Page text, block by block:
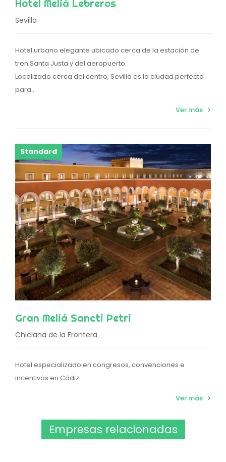
Hotel Meliá Lebreros
Sevilla
Hotel urbano elegante ubicado cerca de la estación de
tren Santa Justa y del aeropuerto.
Localizado cerca del centro, Sevilla es la ciudad perfecta
para...
Ver más
Standard
Gran Meliá Sancti Petri
Chiclana de la Frontera
Hotel especializado en congresos, convenciones e
incentivos en Cádiz
Ver más
Empresas relacionadas